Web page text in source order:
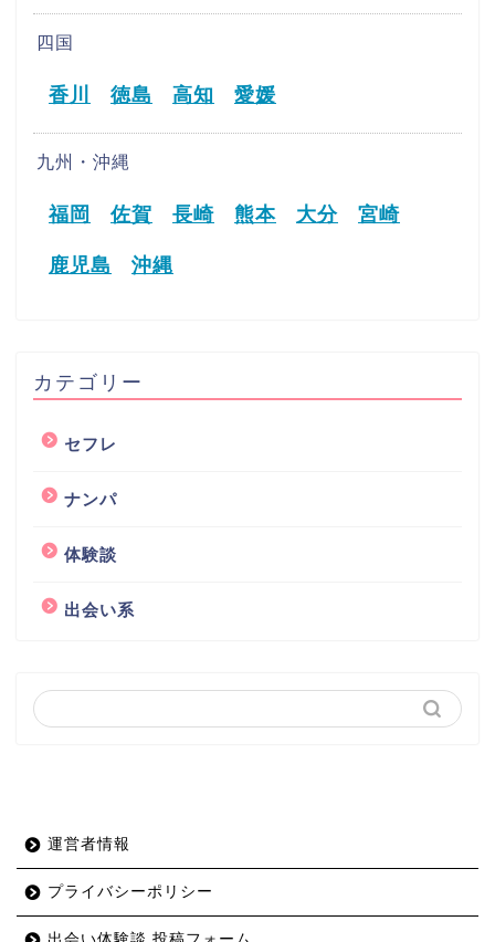
四国
香川 徳島 高知 愛媛
九州・沖縄
福岡 佐賀 長崎 熊本 大分 宮崎
鹿児島 沖縄
カテゴリー
セフレ
ナンパ
体験談
出会い系
運営者情報
プライバシーポリシー